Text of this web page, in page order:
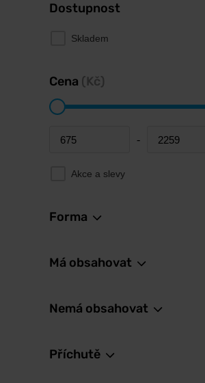
Dostupnost
Skladem
Cena (Kč)
Minimum price -
Maximum price
Akce a slevy
Forma
Má obsahovat
Nemá obsahovat
Příchutě